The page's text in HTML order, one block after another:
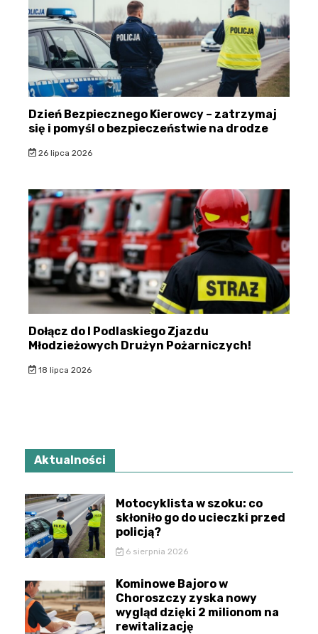
Dzień Bezpiecznego Kierowcy – zatrzymaj
się i pomyśl o bezpieczeństwie na drodze
26 lipca 2026
Dołącz do I Podlaskiego Zjazdu
Młodzieżowych Drużyn Pożarniczych!
18 lipca 2026
Aktualności
Motocyklista w szoku: co
skłoniło go do ucieczki przed
policją?
6 sierpnia 2026
Kominowe Bajoro w
Choroszczy zyska nowy
wygląd dzięki 2 milionom na
rewitalizację